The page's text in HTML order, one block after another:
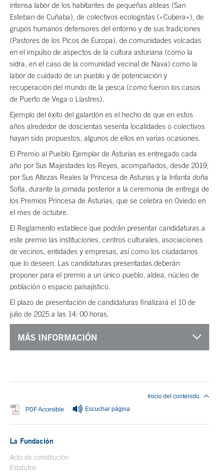
intensa labor de los habitantes de pequeñas aldeas (San
Esteban de Cuñaba), de colectivos ecologistas («Cubera»), de
grupos humanos defensores del entorno y de sus tradiciones
(Pastores de los Picos de Europa), de comunidades volcadas
en el impulso de aspectos de la cultura asturiana (como la
sidra, en el caso de la comunidad vecinal de Nava) como la
labor de cuidado de un pueblo y de potenciación y
recuperación del mundo de la pesca (como fueron los casos
de Puerto de Vega o Llastres).
Ejemplo del éxito del galardón es el hecho de que en estos
años alrededor de doscientas sesenta localidades o colectivos
hayan sido propuestos, algunos de ellos en varias ocasiones.
El Premio al Pueblo Ejemplar de Asturias es entregado cada
año por Sus Majestades los Reyes, acompañados, desde 2019,
por Sus Altezas Reales la Princesa de Asturias y la Infanta doña
Sofía, durante la jornada posterior a la ceremonia de entrega de
los Premios Princesa de Asturias, que se celebra en Oviedo en
el mes de octubre.
El Reglamento establece que podrán presentar candidaturas a
este premio las instituciones, centros culturales, asociaciones
de vecinos, entidades y empresas, así como los ciudadanos
que lo deseen. Las candidaturas presentadas deberán
proponer para el premio a un único pueblo, aldea, núcleo de
población o espacio paisajístico.
El plazo de presentación de candidaturas finalizará el 10 de
julio de 2025 a las 14: 00 horas.
MÁS INFORMACIÓN
PDF Accesible Se abre en ventana nueva
Escuchar página
Inicio del contenido
La Fundación
Acto de constitución
Estatutos